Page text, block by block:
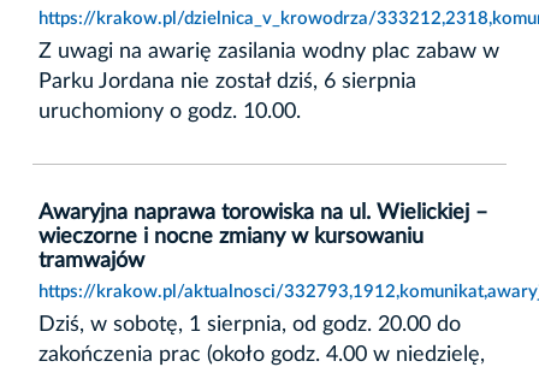
https://krakow.pl/dzielnica_v_krowodrza/
Z uwagi na awarię zasilania wodny plac zabaw w
Parku Jordana nie został dziś, 6 sierpnia
uruchomiony o godz. 10.00.
Awaryjna naprawa torowiska na ul. Wielickiej –
wieczorne i nocne zmiany w kursowaniu
tramwajów
https://krakow.pl/aktualnosci/
Dziś, w sobotę, 1 sierpnia, od godz. 20.00 do
zakończenia prac (około godz. 4.00 w niedzielę,